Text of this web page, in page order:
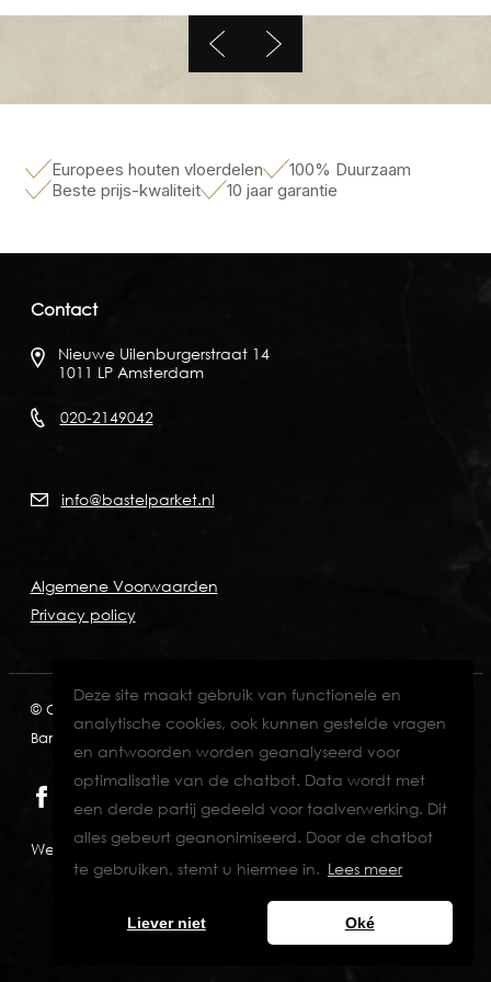
Deze site maakt gebruik van functionele en
analytische cookies, ook kunnen gestelde vragen
en antwoorden worden geanalyseerd voor
optimalisatie van de chatbot. Data wordt met
een derde partij gedeeld voor taalverwerking. Dit
alles gebeurt geanonimiseerd. Door de chatbot
te gebruiken, stemt u hiermee in. Lees meer
Liever niet Oké
Europees houten vloerdelen
100% Duurzaam
Beste prijs-kwaliteit
10 jaar garantie
Contact
Nieuwe Uilenburgerstraat 14
1011 LP Amsterdam
020-2149042
info@bastelparket.nl
Algemene Voorwaarden
Privacy policy
© Copyright 2026 KVK: 60772697
Bank: NL82INGB0006711429
Website designed & developed by Eenvoud.